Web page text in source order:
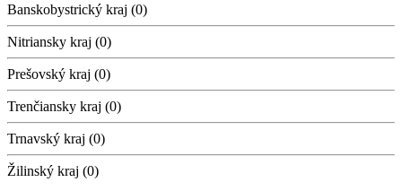
Banskobystrický kraj (0)
Nitriansky kraj (0)
Prešovský kraj (0)
Trenčiansky kraj (0)
Trnavský kraj (0)
Žilinský kraj (0)